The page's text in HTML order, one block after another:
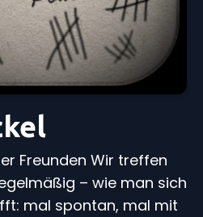
Freunden Wir treffen
– wie man sich
mal spontan, mal mit